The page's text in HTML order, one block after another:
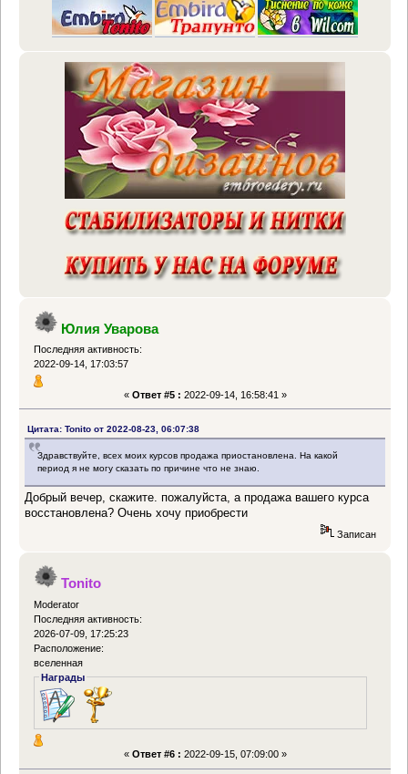
Юлия Уварова
Последняя активность:
2022-09-14, 17:03:57
« Ответ #5 : 2022-09-14, 16:58:41 »
Цитата: Tonito от 2022-08-23, 06:07:38
Здравствуйте, всех моих курсов продажа приостановлена. На какой
период я не могу сказать по причине что не знаю.
Добрый вечер, скажите. пожалуйста, а продажа вашего курса
восстановлена? Очень хочу приобрести
Записан
Tonito
Moderator
Последняя активность:
2026-07-09, 17:25:23
Расположение:
вселенная
Награды
« Ответ #6 : 2022-09-15, 07:09:00 »